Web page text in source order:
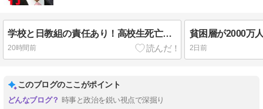
学校と日教組の責任あり！高校生死亡の辺野古抗議船転覆事故！#葛飾区
20時間前 2日前
このブログのここがポイント
時事と政治を鋭い視点で深掘り